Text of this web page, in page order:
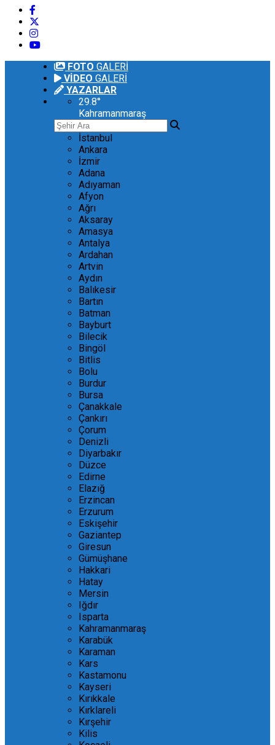
FOTO GALERİ
VİDEO GALERİ
YAZARLAR
29.8°
Kahramanmaraş
İstanbul
Ankara
İzmir
Adana
Adıyaman
Afyon
Ağrı
Aksaray
Amasya
Antalya
Ardahan
Artvin
Aydın
Balıkesir
Bartın
Batman
Bayburt
Bilecik
Bingöl
Bitlis
Bolu
Burdur
Bursa
Çanakkale
Çankırı
Çorum
Denizli
Diyarbakır
Düzce
Edirne
Elazığ
Erzincan
Erzurum
Eskişehir
Gaziantep
Giresun
Gümüşhane
Hakkari
Hatay
Mersin
Iğdır
Isparta
Kahramanmaraş
Karabük
Karaman
Kars
Kastamonu
Kayseri
Kırıkkale
Kırklareli
Kırşehir
Kilis